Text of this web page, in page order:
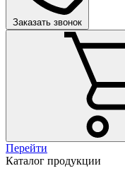
Заказать звонок
Перейти
Каталог продукции